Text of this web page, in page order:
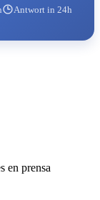
Antwort in 24h
en prensa